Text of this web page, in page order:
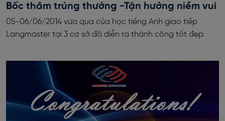
Bốc thăm trúng thưởng -Tận hưởng niềm vui
05-06/06/2014 vừa qua của học tiếng Anh giao tiếp
Langmaster tại 3 cơ sở đã diễn ra thành công tốt đẹp.